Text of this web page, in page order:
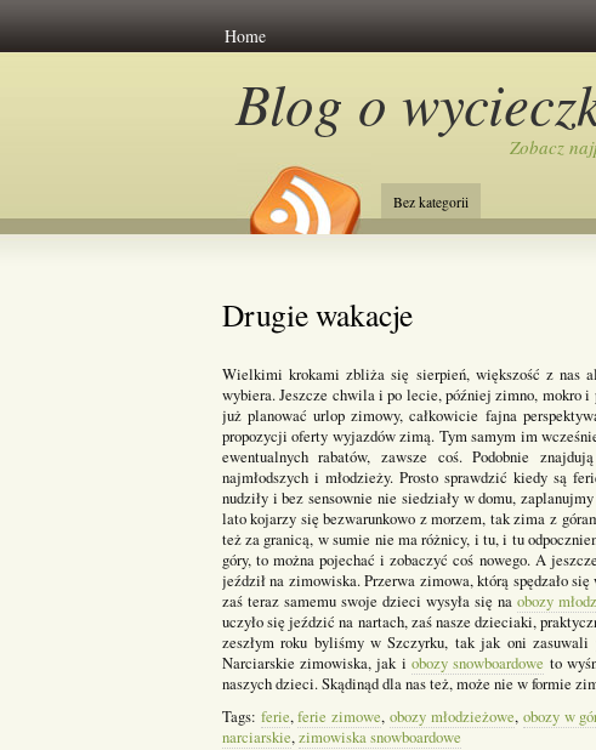
Home
Blog o
Zobacz
Bez kategorii
Drugie wakacje
Wielkimi krokami zbliża się sierpień, większość z nas
wybiera. Jeszcze chwila i po lecie, później zimno, mokro
już planować urlop zimowy, całkowicie fajna
propozycji oferty wyjazdów zimą. Tym samym im
ewentualnych rabatów, zawsze coś. Podobnie
najmłodszych i młodzieży. Prosto sprawdzić kiedy są
nudziły i bez sensownie nie siedziały w domu,
lato kojarzy się bezwarunkowo z morzem, tak zima z
też za granicą, w sumie nie ma różnicy, i tu, i tu
góry, to można pojechać i zobaczyć coś nowego. A
jeździł na zimowiska. Przerwa zimowa, którą spędzało
zaś teraz samemu swoje dzieci wysyła się na obozy
uczyło się jeździć na nartach, zaś nasze dzieciaki,
zeszłym roku byliśmy w Szczyrku, tak jak oni zasuwali
Narciarskie zimowiska, jak iobozy snowboardowe to
naszych dzieci. Skądinąd dla nas też, może nie w formie
Tags: ferie,ferie zimowe,obozy młodzieżowe, obozy w
narciarskie,zimowiska snowboardowe